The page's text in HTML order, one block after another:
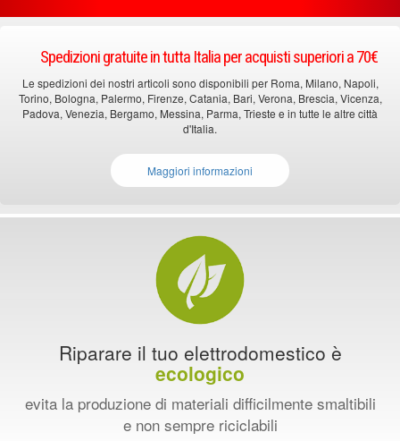
Spedizioni gratuite in tutta Italia per acquisti superiori a 70€
Le spedizioni dei nostri articoli sono disponibili per Roma, Milano, Napoli,
Torino, Bologna, Palermo, Firenze, Catania, Bari, Verona, Brescia, Vicenza,
Padova, Venezia, Bergamo, Messina, Parma, Trieste e in tutte le altre città
d'Italia.
Maggiori informazioni
Riparare il tuo elettrodomestico è
ecologico
evita la produzione di materiali difficilmente smaltibili
e non sempre riciclabili